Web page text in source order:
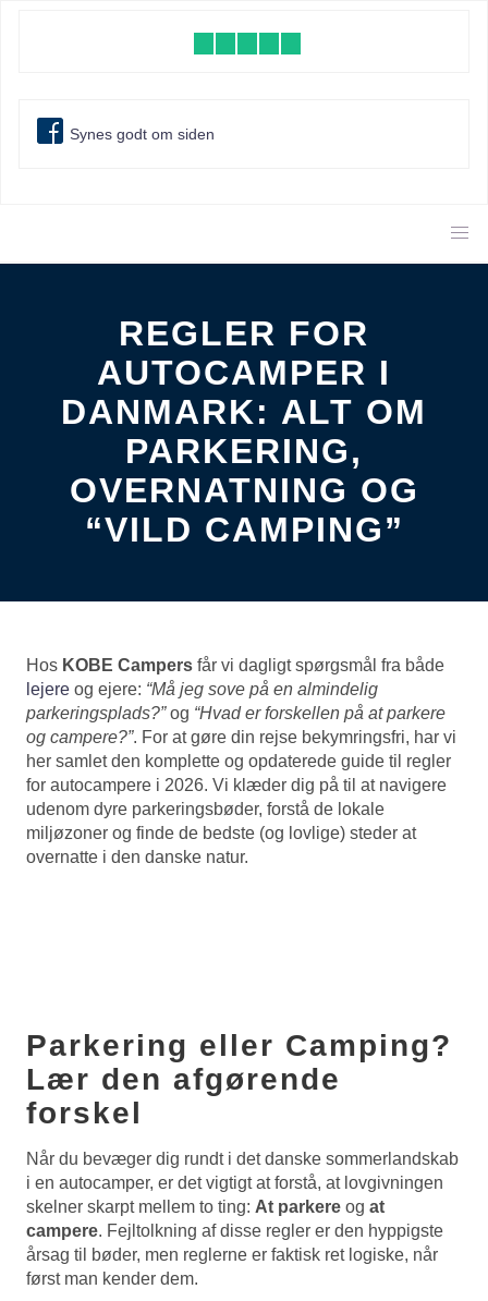
Synes godt om siden
REGLER FOR
AUTOCAMPER I
DANMARK: ALT OM
PARKERING,
OVERNATNING OG
“VILD CAMPING”
Hos KOBE Campers får vi dagligt spørgsmål fra både
lejere og ejere: “Må jeg sove på en almindelig
parkeringsplads?”og “Hvad er forskellen på at parkere
og campere?”. For at gøre din rejse bekymringsfri, har vi
her samlet den komplette og opdaterede guide til regler
for autocampere i 2026. Vi klæder dig på til at navigere
udenom dyre parkeringsbøder, forstå de lokale
miljøzoner og finde de bedste (og lovlige) steder at
overnatte i den danske natur.
Parkering eller Camping?
Lær den afgørende
forskel
Når du bevæger dig rundt i det danske sommerlandskab
i en autocamper, er det vigtigt at forstå, at lovgivningen
skelner skarpt mellem to ting: At parkere og at
campere. Fejltolkning af disse regler er den hyppigste
årsag til bøder, men reglerne er faktisk ret logiske, når
først man kender dem.